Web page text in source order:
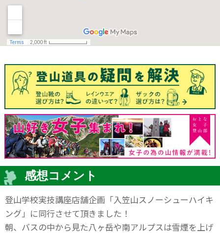
感想コメント
登山学校実技講座店舗企画「入笠山スノーシューハイキ
ング」に同行させて頂きました！
朝、バスの中から見た八ヶ岳や南アルプスは雪煙を上げ